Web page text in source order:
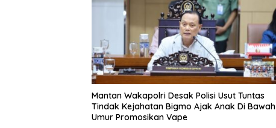
Mantan Wakapolri Desak Polisi Usut Tuntas
Tindak Kejahatan Bigmo Ajak Anak Di Bawah
Umur Promosikan Vape